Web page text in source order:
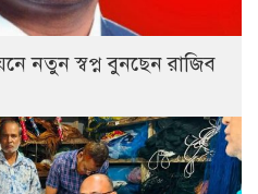
নতুন স্বপ্ন বুনছেন রাজিব